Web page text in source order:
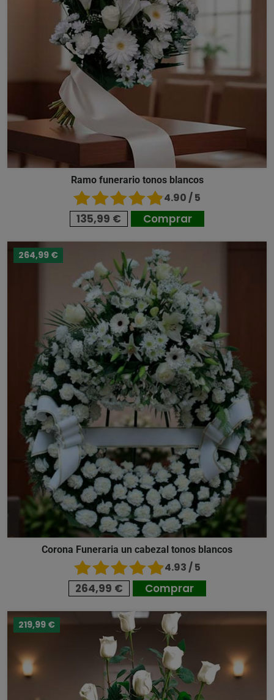
Ramo funerario tonos blancos
4.90 / 5
135,99 € Comprar
264,99 €
Corona Funeraria un cabezal tonos blancos
4.93 / 5
264,99 € Comprar
219,99 €